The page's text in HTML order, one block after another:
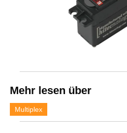
Mehr lesen über
Multiplex